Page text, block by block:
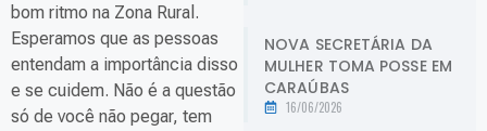
bom ritmo na Zona Rural.
Esperamos que as pessoas
entendam a importância disso
e se cuidem. Não é a questão
só de você não pegar, tem
NOVA SECRETÁRIA DA
MULHER TOMA POSSE EM
CARAÚBAS
16/06/2026